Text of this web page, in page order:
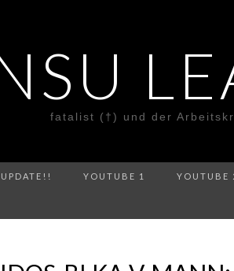
fatalist (†) und der
YOUTUBE 1 YOUTUBE